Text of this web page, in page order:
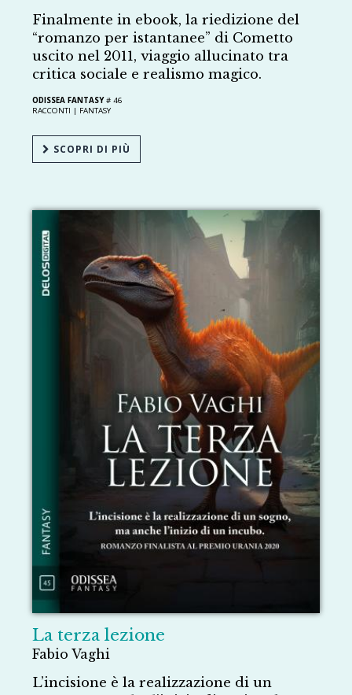
Finalmente in ebook, la riedizione del
“romanzo per istantanee” di Cometto
uscito nel 2011, viaggio allucinato tra
critica sociale e realismo magico.
ODISSEA FANTASY# 46
RACCONTI | FANTASY
SCOPRI DI PIÙ
La terza lezione
Fabio Vaghi
L’incisione è la realizzazione di un